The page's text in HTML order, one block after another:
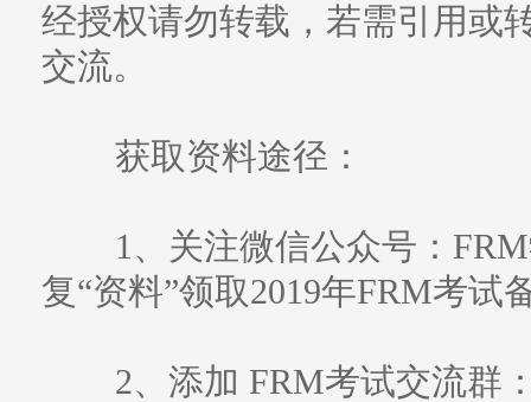
经授权请勿转载，若需引用或
交流。
获取资料途径：
1、关注微信公众号：
复“资料”领取2019年FRM考试
2、添加 FRM考试交流群